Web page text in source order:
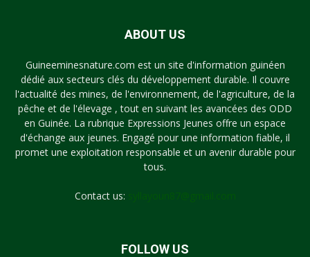
ABOUT US
Guineeminesnature.com est un site d'information guinéen
dédié aux secteurs clés du développement durable. Il couvre
l'actualité des mines, de l'environnement, de l'agriculture, de la
pêche et de l'élevage , tout en suivant les avancées des ODD
en Guinée. La rubrique Expressions Jeunes offre un espace
d'échange aux jeunes. Engagé pour une information fiable, il
promet une exploitation responsable et un avenir durable pour
tous.
Contact us:
FOLLOW US